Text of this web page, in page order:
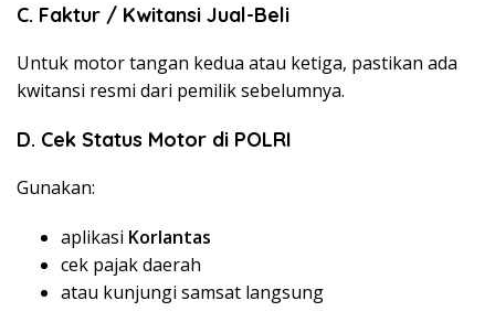
C. Faktur / Kwitansi Jual-Beli
Untuk motor tangan kedua atau ketiga, pastikan ada
kwitansi resmi dari pemilik sebelumnya.
D. Cek Status Motor di POLRI
Gunakan:
aplikasi Korlantas
cek pajak daerah
atau kunjungi samsat langsung